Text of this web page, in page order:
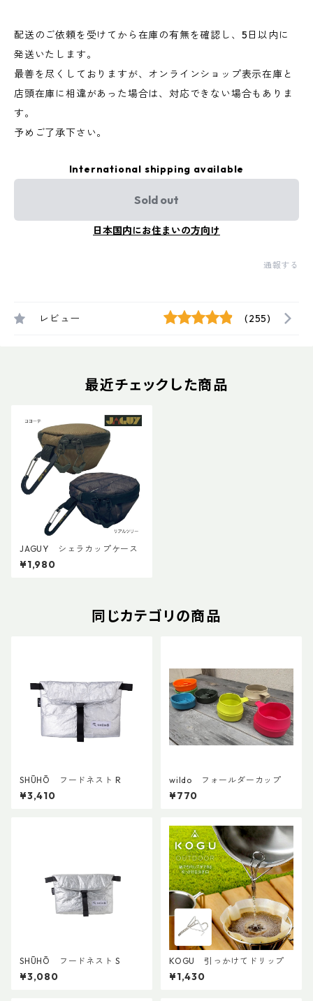
配送のご依頼を受けてから在庫の有無を確認し、5日以内に
発送いたします。
最善を尽くしておりますが、オンラインショップ表示在庫と
店頭在庫に相違があった場合は、対応できない場合もありま
す。
予めご了承下さい。
International shipping available
Sold out
日本国内にお住まいの方向け
通報する
レビュー (255)
最近チェックした商品
JAGUY シェラカップケース
¥1,980
同じカテゴリの商品
SHŪHŌ フードネスト R
¥3,410
wildo フォールダーカップ
¥770
SHŪHŌ フードネスト S
¥3,080
KOGU 引っかけてドリップ
¥1,430